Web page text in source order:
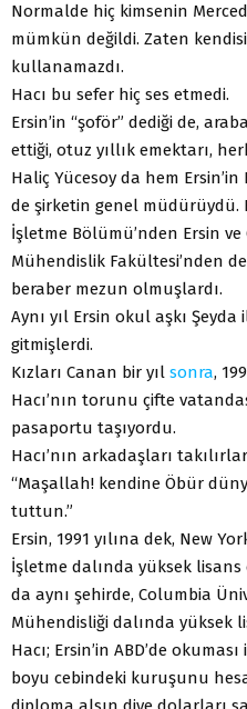
Normalde hiç kimsenin
mümkün değildi. Zaten
kullanamazdı.
Hacı bu sefer hiç ses etmedi.
Ersin’in “şoför” dediği de,
ettiği, otuz yıllık emektarı,
Haliç Yücesoy da hem Ersin’in
de şirketin genel müdürüydü.
İşletme Bölümü’nden Ersin
Mühendislik Fakültesi’nden de
beraber mezun olmuşlardı.
Aynı yıl Ersin okul aşkı Şeyda
gitmişlerdi.
Kızları Canan bir yıl sonra,
Hacı’nın torunu çifte
pasaportu taşıyordu.
Hacı’nın arkadaşları
“Maşallah! kendine Öbür
tuttun.”
Ersin, 1991 yılına dek, New
İşletme dalında yüksek lisans
da aynı şehirde, Columbia
Mühendisliği dalında yüksek
Hacı; Ersin’in ABD’de
boyu cebindeki kuruşunu